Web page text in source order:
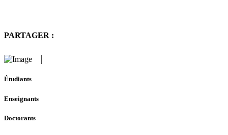
PARTAGER :
Étudiants
Enseignants
Doctorants